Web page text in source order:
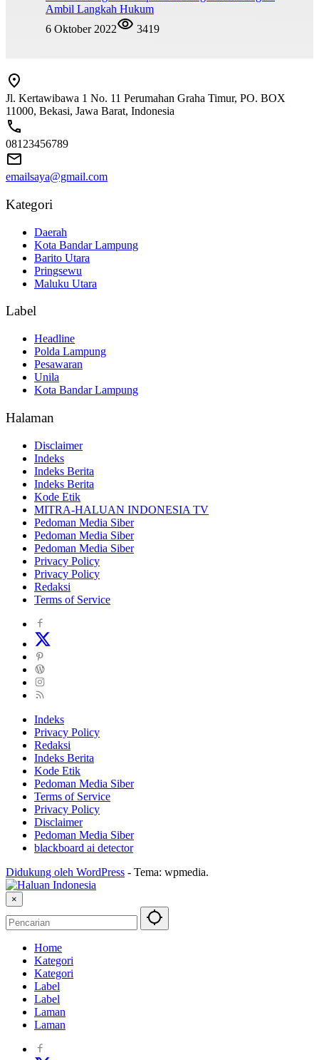
Ambil Langkah Hukum
6 Oktober 2022
3419
Jl. Kertawibawa 1 No. 11 Perumahan Graha Timur, PO. BOX
11000, Bekasi, Jawa Barat, Indonesia
08123456789
emailsaya@gmail.com
Kategori
Daerah
Kota Bandar Lampung
Barito Utara
Pringsewu
Maluku Utara
Label
Headline
Polda Lampung
Pesawaran
Unila
Kota Bandar Lampung
Halaman
Disclaimer
Indeks
Indeks Berita
Indeks Berita
Kode Etik
MITRA-HALUAN INDONESIA TV
Pedoman Media Siber
Pedoman Media Siber
Pedoman Media Siber
Privacy Policy
Privacy Policy
Redaksi
Terms of Service
Indeks
Privacy Policy
Redaksi
Indeks Berita
Kode Etik
Pedoman Media Siber
Terms of Service
Privacy Policy
Disclaimer
Pedoman Media Siber
blackboard ai detector
Didukung oleh WordPress - Tema: wpmedia.
×
Home
Kategori
Kategori
Label
Label
Laman
Laman